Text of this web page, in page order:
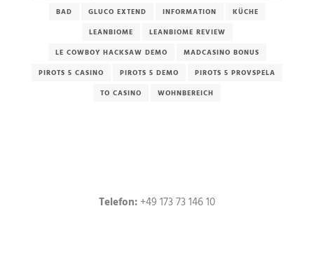
BAD
GLUCO EXTEND INFORMATION
KÜCHE
LEANBIOME
LEANBIOME REVIEW
LE COWBOY HACKSAW DEMO
MADCASINO BONUS
PIROTS 5 CASINO
PIROTS 5 DEMO
PIROTS 5 PROVSPELA
TO CASINO
WOHNBEREICH
Telefon: +49 173 73 146 10